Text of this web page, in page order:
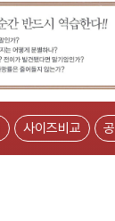
사이즈비교